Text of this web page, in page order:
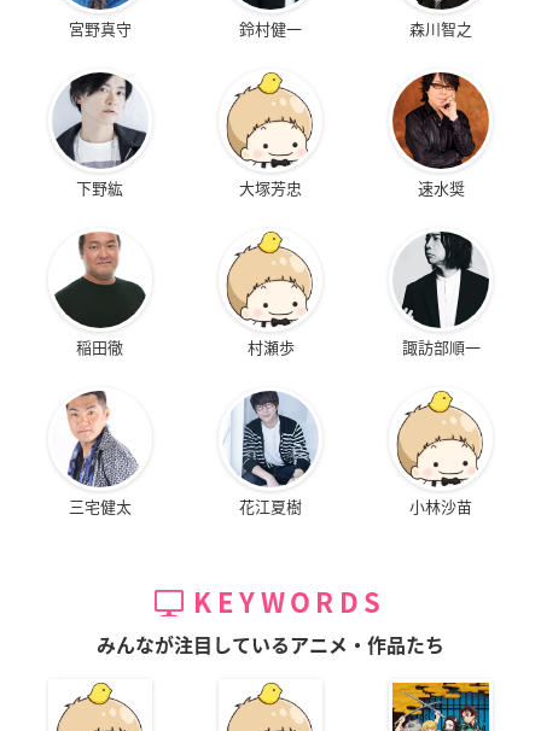
宮野真守 鈴村健一 森川智之
下野紘 大塚芳忠 速水奨
稲田徹 村瀬歩 諏訪部順一
三宅健太 花江夏樹 小林沙苗
KEYWORDS
みんなが注目しているアニメ・作品たち